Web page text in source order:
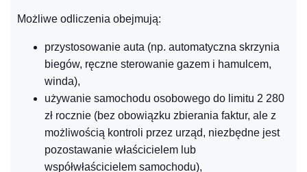
Możliwe odliczenia obejmują:
przystosowanie auta (np. automatyczna skrzynia
biegów, ręczne sterowanie gazem i hamulcem,
winda),
używanie samochodu osobowego do limitu 2 280
zł rocznie (bez obowiązku zbierania faktur, ale z
możliwością kontroli przez urząd, niezbędne jest
pozostawanie właścicielem lub
współwłaścicielem samochodu),